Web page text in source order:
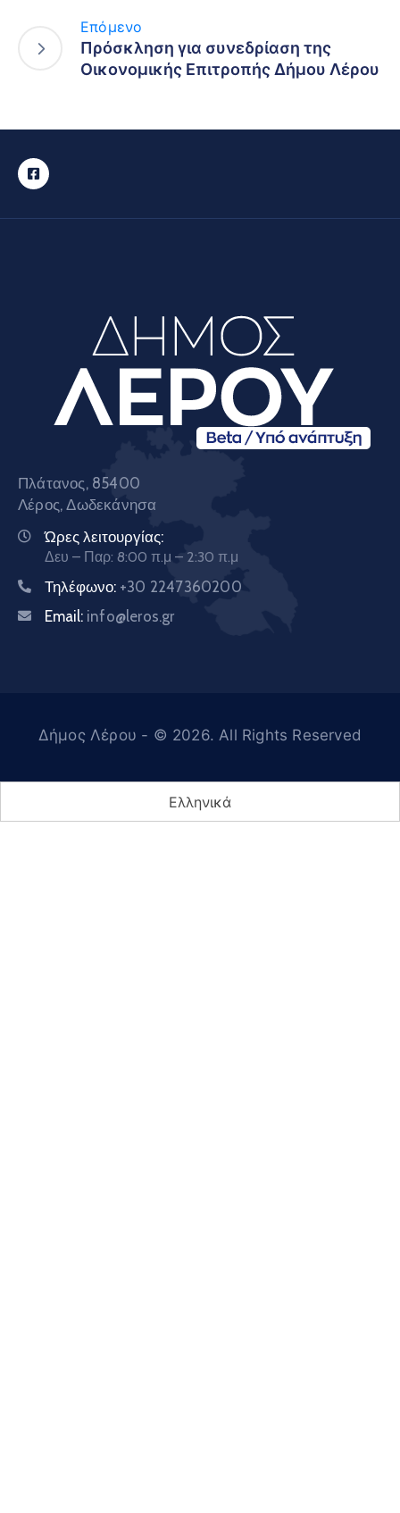
Επόμενο
Πρόσκληση για συνεδρίαση της
Οικονομικής Επιτροπής Δήμου Λέρου
Πλάτανος, 85400
Λέρος, Δωδεκάνησα
Ώρες λειτουργίας:
Δευ – Παρ: 8:00 π.μ – 2:30 π.μ
Τηλέφωνο: +30 2247360200
Email: info@leros.gr
Δήμος Λέρου - © 2026. All Rights Reserved
Ελληνικά